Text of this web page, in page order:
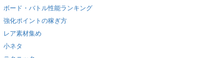
ボード・バトル性能ランキング
強化ポイントの稼ぎ方
レア素材集め
小ネタ